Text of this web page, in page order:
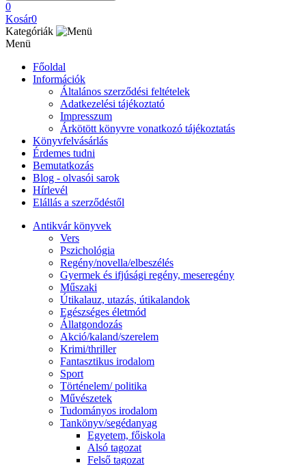
0
Kosár0
Kategóriák
Menü
Főoldal
Információk
Általános szerződési feltételek
Adatkezelési tájékoztató
Impresszum
Árkötött könyvre vonatkozó tájékoztatás
Könyvfelvásárlás
Érdemes tudni
Bemutatkozás
Blog - olvasói sarok
Hírlevél
Elállás a szerződéstől
Antikvár könyvek
Vers
Pszichológia
Regény/novella/elbeszélés
Gyermek és ifjúsági regény, meseregény
Műszaki
Útikalauz, utazás, útikalandok
Egészséges életmód
Állatgondozás
Akció/kaland/szerelem
Krimi/thriller
Fantasztikus irodalom
Sport
Történelem/ politika
Művészetek
Tudományos irodalom
Tankönyv/segédanyag
Egyetem, főiskola
Alsó tagozat
Felső tagozat